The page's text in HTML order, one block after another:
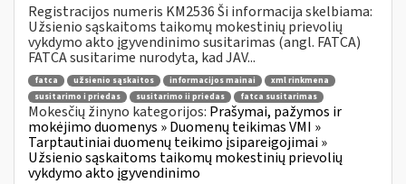
Registracijos numeris KM2536 Ši informacija skelbiama:
Užsienio sąskaitoms taikomų mokestinių prievolių
vykdymo akto įgyvendinimo susitarimas (angl. FATCA)
FATCA susitarime nurodyta, kad JAV...
fatca užsienio sąskaitos informacijos mainai
xml rinkmena
susitarimo i priedas
susitarimo ii priedas fatca susitarimas
Mokesčių žinyno kategorijos: Prašymai, pažymos ir
mokėjimo duomenys » Duomenų teikimas VMI »
Tarptautiniai duomenų teikimo įsipareigojimai »
Užsienio sąskaitoms taikomų mokestinių prievolių
vykdymo akto įgyvendinimo